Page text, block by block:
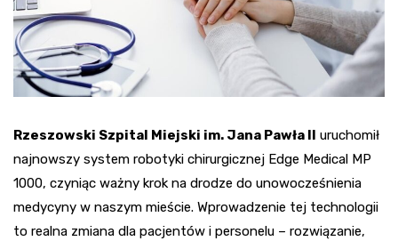
Rzeszowski Szpital Miejski im. Jana Pawła II uruchomił
najnowszy system robotyki chirurgicznej Edge Medical MP
1000, czyniąc ważny krok na drodze do unowocześnienia
medycyny w naszym mieście. Wprowadzenie tej technologii
to realna zmiana dla pacjentów i personelu – rozwiązanie,